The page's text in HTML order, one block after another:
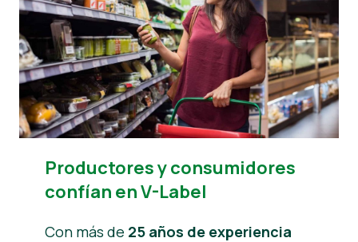
Productores y consumidores
confían en V-Label
Con más de 25 años de experiencia